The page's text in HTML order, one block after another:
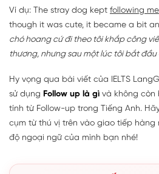
Ví dụ: The stray dog kept following
though it was cute, it became a bit
chó hoang cứ đi theo tôi khắp công
thương, nhưng sau một lúc tôi bắt
Hy vọng qua bài viết của IELTS
sử dụng Follow up là gì và không còn
tính từ Follow-up trong Tiếng Anh.
cụm từ thú vị trên vào giao tiếp hàng
độ ngoại ngữ của mình bạn nhé!